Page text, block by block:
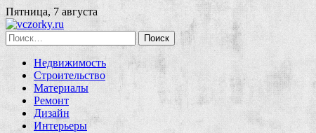
Пятница, 7 августа
Найти:
Недвижимость
Строительство
Материалы
Ремонт
Дизайн
Интерьеры